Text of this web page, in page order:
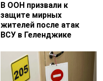
В ООН призвали к
защите мирных
жителей после атак
ВСУ в Геленджике